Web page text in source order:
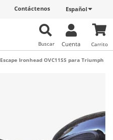
Español
Contáctenos
Carrito
Cuenta
Buscar
Escape Ironhead OVC11SS para Triumph